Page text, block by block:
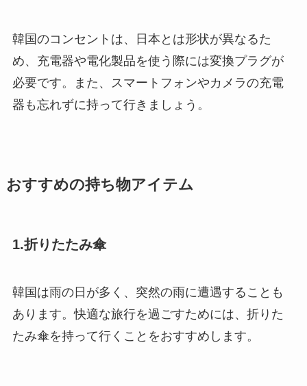
韓国のコンセントは、日本とは形状が異なるた
め、充電器や電化製品を使う際には変換プラグが
必要です。また、スマートフォンやカメラの充電
器も忘れずに持って行きましょう。
おすすめの持ち物アイテム
1.折りたたみ傘
韓国は雨の日が多く、突然の雨に遭遇することも
あります。快適な旅行を過ごすためには、折りた
たみ傘を持って行くことをおすすめします。